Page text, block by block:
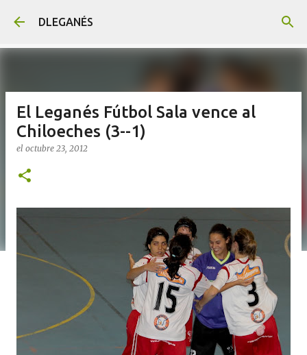
DLEGANÉS
El Leganés Fútbol Sala vence al
Chiloeches (3--1)
el octubre 23, 2012